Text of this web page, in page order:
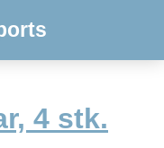
4 stk.